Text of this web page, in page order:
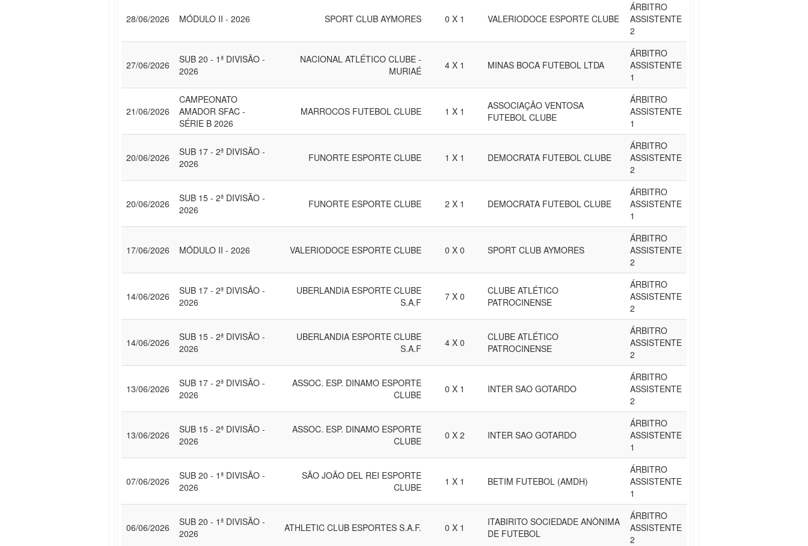
28/06/2026 MÓDULO II - 2026 SPORT CLUB AYMORES 0 X 1 VALERIODOCE ESPORTE CLUBE
ÁRBITRO
ASSISTENTE
2
27/06/2026
SUB 20 - 1ª DIVISÃO -
2026
NACIONAL ATLÉTICO CLUBE -
MURIAÉ
4 X 1 MINAS BOCA FUTEBOL LTDA
ÁRBITRO
ASSISTENTE
1
21/06/2026
CAMPEONATO
AMADOR SFAC -
SÉRIE B 2026
MARROCOS FUTEBOL CLUBE 1 X 1
ASSOCIAÇÃO VENTOSA
FUTEBOL CLUBE
ÁRBITRO
ASSISTENTE
1
20/06/2026
SUB 17 - 2ª DIVISÃO -
2026
FUNORTE ESPORTE CLUBE 1 X 1 DEMOCRATA FUTEBOL CLUBE
ÁRBITRO
ASSISTENTE
2
20/06/2026
SUB 15 - 2ª DIVISÃO -
2026
FUNORTE ESPORTE CLUBE 2 X 1 DEMOCRATA FUTEBOL CLUBE
ÁRBITRO
ASSISTENTE
1
17/06/2026 MÓDULO II - 2026 VALERIODOCE ESPORTE CLUBE 0 X 0 SPORT CLUB AYMORES
ÁRBITRO
ASSISTENTE
2
14/06/2026
SUB 17 - 2ª DIVISÃO -
2026
UBERLANDIA ESPORTE CLUBE
S.A.F
7 X 0
CLUBE ATLÉTICO
PATROCINENSE
ÁRBITRO
ASSISTENTE
2
14/06/2026
SUB 15 - 2ª DIVISÃO -
2026
UBERLANDIA ESPORTE CLUBE
S.A.F
4 X 0
CLUBE ATLÉTICO
PATROCINENSE
ÁRBITRO
ASSISTENTE
2
13/06/2026
SUB 17 - 2ª DIVISÃO -
2026
ASSOC. ESP. DINAMO ESPORTE
CLUBE
0 X 1 INTER SAO GOTARDO
ÁRBITRO
ASSISTENTE
2
13/06/2026
SUB 15 - 2ª DIVISÃO -
2026
ASSOC. ESP. DINAMO ESPORTE
CLUBE
0 X 2 INTER SAO GOTARDO
ÁRBITRO
ASSISTENTE
1
07/06/2026
SUB 20 - 1ª DIVISÃO -
2026
SÃO JOÃO DEL REI ESPORTE
CLUBE
1 X 1 BETIM FUTEBOL (AMDH)
ÁRBITRO
ASSISTENTE
1
06/06/2026
SUB 20 - 1ª DIVISÃO -
2026
ATHLETIC CLUB ESPORTES S.A.F. 0 X 1
ITABIRITO SOCIEDADE ANÔNIMA
DE FUTEBOL
ÁRBITRO
ASSISTENTE
2